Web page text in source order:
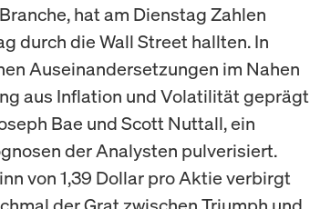
hat am Dienstag Zahlen
durch die Wall Street hallten. In
Auseinandersetzungen im Nahen
aus Inflation und Volatilität geprägt
Bae und Scott Nuttall, ein
der Analysten pulverisiert.
von 1,39 Dollar pro Aktie verbirgt